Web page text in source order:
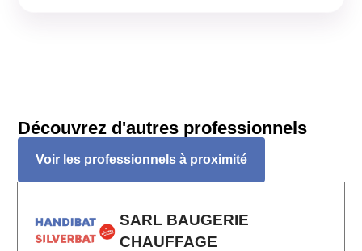
Découvrez d'autres professionnels
Voir les professionnels à proximité
SARL BAUGERIE
CHAUFFAGE